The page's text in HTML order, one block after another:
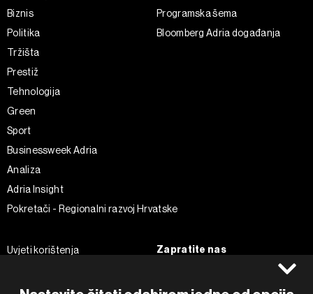
Biznis
Politika
Tržišta
Prestiž
Tehnologija
Green
Sport
Businessweek Adria
Analiza
Adria Insight
Pokretači - Regionalni razvoj Hrvatske
Programska šema
Bloomberg Adria događanja
Uvjeti korištenja
Politika kolačića
Zapratite nas
Instagram